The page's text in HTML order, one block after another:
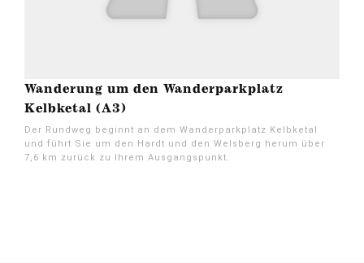
Wanderung um den Wanderparkplatz
Kelbketal (A3)
Der Rundweg beginnt an dem Wanderparkplatz Kelbketal
und führt Sie um den Hardt und den Welsberg herum über
7,6 km zurück zu Ihrem Ausgangspunkt.